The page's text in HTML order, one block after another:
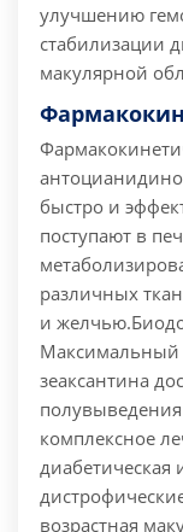
улучшению
стабилизации
макулярной
быстро и
поступают в
различных
и желчью.
Максимальный
зеаксантина
комплексное
диабетическая
возрастная